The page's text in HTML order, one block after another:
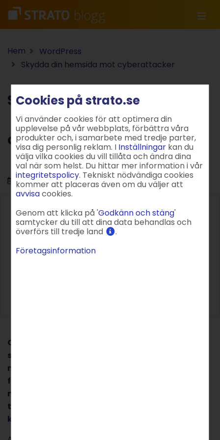
Hem
WordPress
Skydda din hemsida mot cyberattacker
Skydda din hemsida mot
cyberattacker
31.01.2024 7 Min
Cyberattacker blir allt vanligare, och den
senaste tiden har såväl svenska företag som
myndigheter drabbats. Men även mindre
företag och webbplatser kan vara hackarnas
måltavlor. I den här bloggen går vi igenom fem
tips för hur även den med begränsade resurser
kan skydda sin webbplats mot cyberattacker.
Cookies på strato.se
Vi använder cookies för att optimera din
upplevelse på vår webbplats, förbättra våra
produkter och, i samarbete med tredje parter,
visa dig personlig reklam. I Inställningar kan du
välja vilka cookies du vill tillåta och ändra dina
val när som helst. Du hittar mer information i vår
integritetspolicy. Tekniskt nödvändiga cookies
kommer att placeras även om du väljer att
avvisacookies.
Genom att klicka på 'Godkänn och stäng'
samtycker du till att dina data behandlas och
överförs till tredje land
.
Företagsinformation